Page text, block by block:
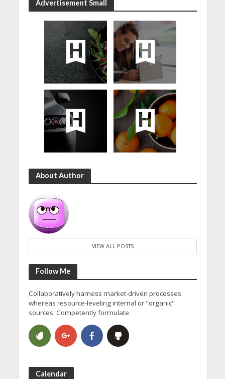
Advertisement Small
About Author
VIEW ALL POSTS
Follow Me
Collaboratively harness market-driven processes
whereas resource-leveling internal or "organic"
sources. Competently formulate.
Calendar